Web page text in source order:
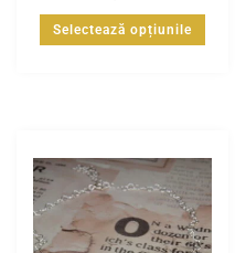
Selectează opțiunile